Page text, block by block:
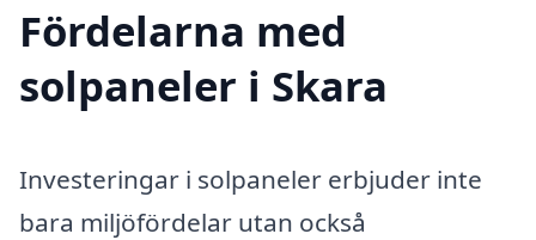
Fördelarna med
solpaneler i Skara
Investeringar i solpaneler erbjuder inte
bara miljöfördelar utan också